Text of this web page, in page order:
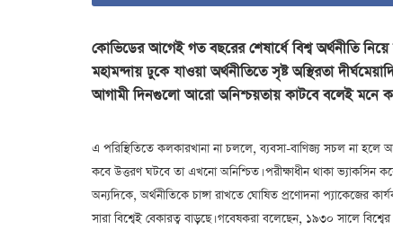
কোভিডের আগেই গত বছরের শেষার্ধে বিশ্ব অর্থনীতি
মহামন্দায় ঢুকে যাওয়া অর্থনীতিতে সৃষ্ট অস্থিরতা
আগামী দিনগুলো আরো অনিশ্চয়তায় কাটবে বলেই মনে
এ পরিস্থিতিতে কলকারখানা না চললে, ব্যবসা-বাণিজ্য সচল না হলে
কবে উত্তরণ ঘটবে তা এখনো অনিশ্চিত। পরীক্ষাধীন থাকা ভ্যাকসিন
অন্যদিকে, অর্থনীতিকে চাঙ্গা রাখতে ঘোষিত প্রণোদনা প্যাকেজের
সারা বিশ্বেই বেকারত্ব বাড়ছে। গবেষকরা বলেছেন, ১৯৩০ সালে